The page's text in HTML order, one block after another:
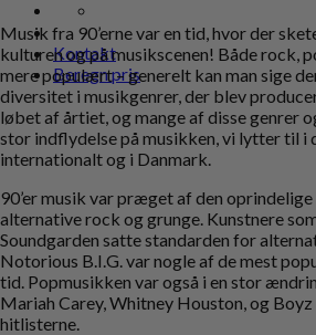
Kontakt
Beregn pris
Musik fra 90’erne var en tid, hvor der
kulturen og på musikscenen! Både rock,
mere populært – generelt kan man sige
diversitet i musikgenrer, der blev
løbet af årtiet, og mange af disse genrer
stor indflydelse på musikken, vi lytter til i
internationalt og i Danmark.
90’er musik var præget af den
alternative rock og grunge. Kunstnere
Soundgarden satte standarden for
Notorious B.I.G. var nogle af de mest
tid. Popmusikken var også i en stor
Mariah Carey, Whitney Houston, og
hitlisterne.